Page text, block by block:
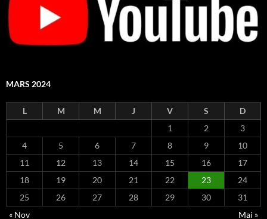
MARS 2024
L M M J V S
D
1
2
3
4
5 6 7 8 9
10
11
12 13 14 15 16
17
18
19 20 21 22 23
24
25
26 27 28 29 30
31
« Nov
Mai »